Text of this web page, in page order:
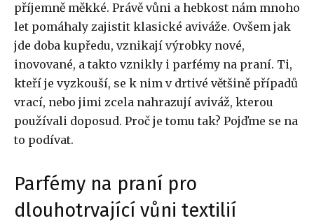
příjemně měkké. Právě vůni a hebkost nám mnoho
let pomáhaly zajistit klasické aviváže. Ovšem jak
jde doba kupředu, vznikají výrobky nové,
inovované, a takto vznikly i parfémy na praní. Ti,
kteří je vyzkouší, se k nim v drtivé většině případů
vrací, nebo jimi zcela nahrazují aviváž, kterou
používali doposud. Proč je tomu tak? Pojďme se na
to podívat.
Parfémy na praní pro
dlouhotrvající vůni textilií